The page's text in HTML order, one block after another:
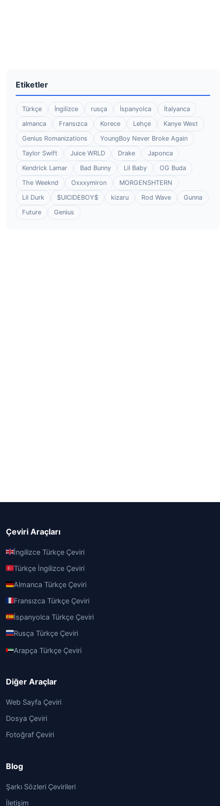
Etiketler
Türkçe İngilizce rusça İspanyolca
İtalyanca
almanca
Fransızca Korece Lehçe
Kanye West
Genius Romanizations
YoungBoy Never Broke Again
Taylor Swift
Juice WRLD Drake
Japonca
Kendrick Lamar
Bad Bunny Lil Baby
OG Buda
The Weeknd
Oxxxymiron
MORGENSHTERN
Lil Durk
$UICIDEBOY$ kizaru Rod Wave
Gunna
Future
Genius
Çeviri Araçları
İngilizce Türkçe Çeviri
Türkçe İngilizce Çeviri
Almanca Türkçe Çeviri
Fransızca Türkçe Çeviri
İspanyolca Türkçe Çeviri
Rusça Türkçe Çeviri
Arapça Türkçe Çeviri
Diğer Araçlar
Web Sayfa Çeviri
Dosya Çeviri
Fotoğraf Çeviri
Blog
Şarkı Sözleri Çevirileri
İletişim